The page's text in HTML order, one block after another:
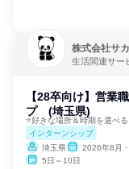
株式会社サ
生活関連サー
【28卒向け】営
プ (埼玉県)
⭐好きな場所＆時期を選べ
インターンシップ
埼玉県
2026年8月
5日～10日